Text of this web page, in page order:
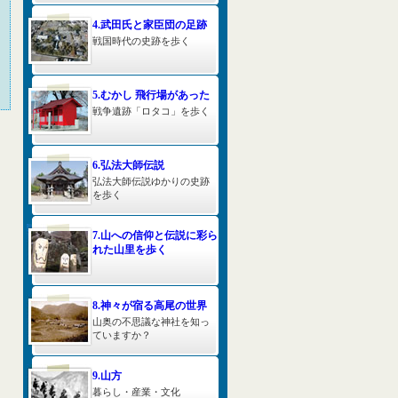
4.武田氏と家臣団の足跡
戦国時代の史跡を歩く
5.むかし 飛行場があった
戦争遺跡「ロタコ」を歩く
6.弘法大師伝説
弘法大師伝説ゆかりの史跡
を歩く
7.山への信仰と伝説に彩ら
れた山里を歩く
8.神々が宿る高尾の世界
山奥の不思議な神社を知っ
ていますか？
9.山方
暮らし・産業・文化